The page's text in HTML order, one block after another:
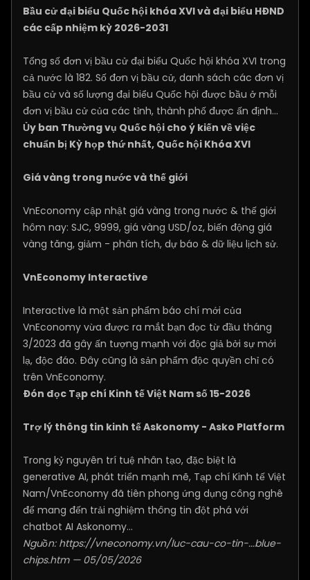
Bầu cử đại biểu Quốc hội khóa XVI và đại biểu HĐND
các cấp nhiệm kỳ 2026-2031
Tổng số đơn vị bầu cử đại biểu Quốc hội khóa XVI trong
cả nước là 182. Số đơn vị bầu cử, danh sách các đơn vị
bầu cử và số lượng đại biểu Quốc hội được bầu ở mỗi
đơn vị bầu cử của các tỉnh, thành phố được ấn định...
Ủy ban Thường vụ Quốc hội cho ý kiến về việc
chuẩn bị Kỳ họp thứ nhất, Quốc hội Khóa XVI
Giá vàng trong nước và thế giới
VnEconomy cập nhật giá vàng trong nước & thế giới
hôm nay: SJC, 9999, giá vàng USD/oz, biến động giá
vàng tăng, giảm - phân tích, dự báo & dữ liệu lịch sử.
VnEconomy Interactive
Interactive là một sản phẩm báo chí mới của
VnEconomy vừa được ra mắt bạn đọc từ đầu tháng
3/2023 đã gây ấn tượng mạnh với độc giả bởi sự mới
lạ, độc đáo. Đây cũng là sản phẩm độc quyền chỉ có
trên VnEconomy.
Đón đọc Tạp chí Kinh tế Việt Nam số 15-2026
Trợ lý thông tin kinh tế Askonomy - Asko Platform
Trong kỷ nguyên trí tuệ nhân tạo, đặc biệt là
generative AI, phát triển mạnh mẽ, Tạp chí Kinh tế Việt
Nam/VnEconomy đã tiên phong ứng dụng công nghê
để mang đến trải nghiệm thông tin đột phá với
chatbot AI Askonomy...
Nguồn: https://vneconomy.vn/luc-cau-co-tin-...blue-
chips.htm— 05/05/2026